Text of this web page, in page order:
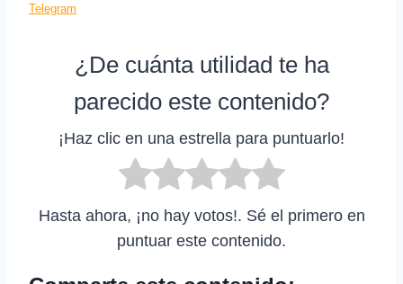
Telegram
¿De cuánta utilidad te ha
parecido este contenido?
¡Haz clic en una estrella para puntuarlo!
Hasta ahora, ¡no hay votos!. Sé el primero en
puntuar este contenido.